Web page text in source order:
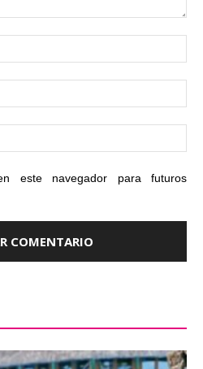
este navegador para futuros